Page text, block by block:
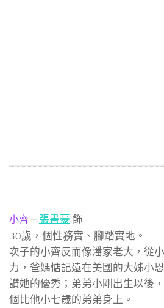
小齊－張書豪 飾
30歲，個性務實、腳踏實地。
次子的小齊反而像潘家老大，從
力，爸媽惦記遠在美國的大姊小
讚她的優秀；弟弟小剛出生以後
個比他小七歲的弟弟身上。